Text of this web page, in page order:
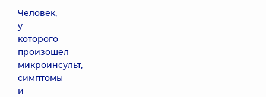
Человек,
у
которого
произошел
микроинсульт,
симптомы
и